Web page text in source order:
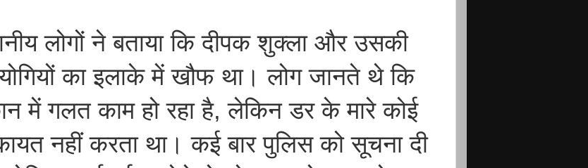
लोगों ने बताया कि दीपक शुक्ला और उसकी
का इलाके में खौफ था। लोग जानते थे कि
में गलत काम हो रहा है, लेकिन डर के मारे कोई
नहीं करता था। कई बार पुलिस को सूचना दी